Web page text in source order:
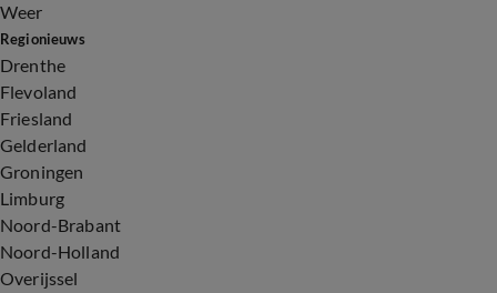
Weer
Regionieuws
Drenthe
Flevoland
Friesland
Gelderland
Groningen
Limburg
Noord-Brabant
Noord-Holland
Overijssel